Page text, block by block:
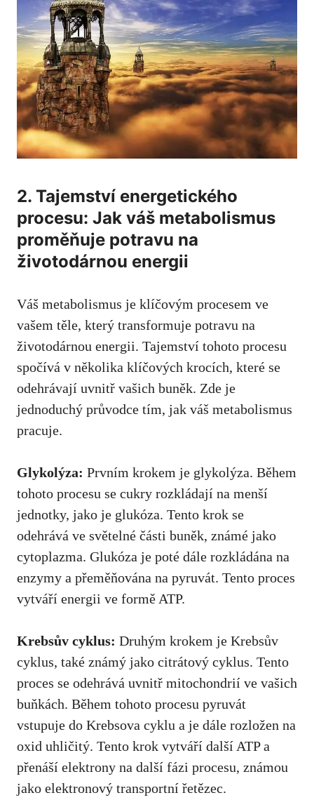
2. Tajemství energetického
procesu: Jak váš ⁤metabolismus
proměňuje potravu na
životodárnou ⁤energii
Váš ‌metabolismus je klíčovým‌ procesem ve
vašem ⁢těle, ⁣který transformuje potravu na⁣
životodárnou energii. Tajemství tohoto procesu
spočívá v několika klíčových krocích, které se
odehrávají ⁤uvnitř vašich buněk. Zde⁣ je
jednoduchý ⁣průvodce tím, ⁣jak⁣ váš ⁢metabolismus
⁢pracuje.
Glykolýza: Prvním krokem je glykolýza. Během
tohoto procesu se‍ cukry rozkládají na menší​
jednotky, jako ⁤je glukóza. Tento krok se‍
odehrává‍ ve světelné⁢ části buněk, ⁣známé jako
cytoplazma.⁤ Glukóza je poté⁢ dále rozkládána na
enzymy a přeměňována na ⁢pyruvát. ⁢Tento proces
vytváří energii ve formě ATP.
Krebsův cyklus: Druhým krokem je Krebsův
cyklus, také známý jako citrátový cyklus. Tento
proces se odehrává⁣ uvnitř mitochondrií ve vašich
buňkách. Během tohoto procesu pyruvát⁣
vstupuje ‍do Krebsova ⁣cyklu a ‌je dále rozložen na
oxid uhličitý. ⁣Tento krok vytváří další ATP a
‌přenáší elektrony na⁣ další fázi procesu, známou
⁤jako elektronový transportní řetězec.